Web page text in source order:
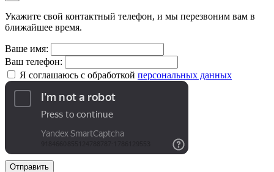
Укажите свой контактный телефон, и мы перезвоним вам в
ближайшее время.
Ваше имя:
Ваш телефон:
Я соглашаюсь с обработкой персональных данных
Отправить